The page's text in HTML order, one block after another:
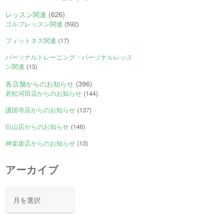
レッスン関連 (626)
ゴルフレッスン関連 (592)
フィットネス関連 (17)
パーソナルトレーニング・パーソナルレッス
ン関連 (13)
各店舗からのお知らせ (396)
若松河田店からのお知らせ (144)
護国寺店からのお知らせ (137)
白山店からのお知らせ (146)
神楽坂店からのお知らせ (13)
アーカイブ
カ